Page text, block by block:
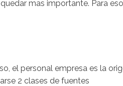
mas importante. Para
el personal empresa es la
2 clases de fuentes